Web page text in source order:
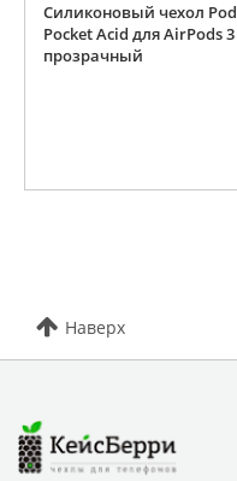
Силиконовый чехол Pod
Pocket Acid для AirPods 3
прозрачный
Наверх